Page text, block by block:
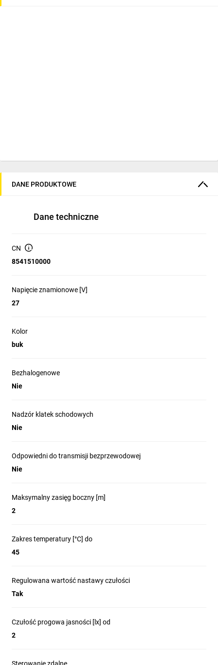
odległości DRL-12-79
kolor buk czarny
Kolor: buk czarny
korytarzach i klatkach schodowych.
Pozostałe warianty kolorystyczne czołówki czujnika:
DANE PRODUKTOWE
Dane techniczne
CN
8541510000
Napięcie znamionowe [V]
27
Kolor
buk
Bezhalogenowe
Nie
Nadzór klatek schodowych
Nie
Odpowiedni do transmisji bezprzewodowej
Nie
Maksymalny zasięg boczny [m]
2
Zakres temperatury [°C] do
45
Regulowana wartość nastawy czułości
Tak
Czułość progowa jasności [lx] od
2